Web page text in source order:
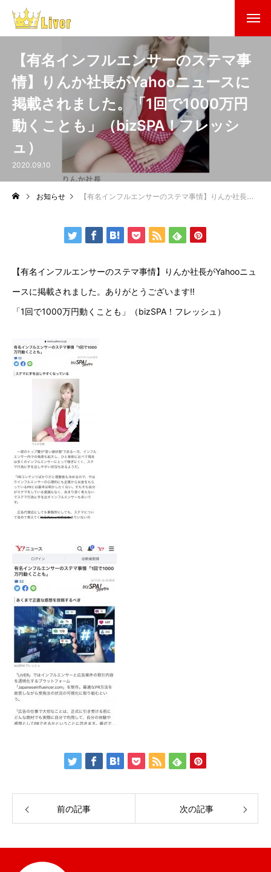
NEWS
COMPANY
CONTACT
【有名インフルエンサーのステマ事
情】りんか社長がYahooニュースに
掲載されました。「1回で1000万円
動くことも」（bizSPA！フレッシ
ュ）
2020.09.10
お知らせ 【有名インフルエンサーのステマ事情】りんか社長がYahooニュースに掲載されました。「1回で1000万円動くことも」（bizSPA！フレッシュ）
【有名インフルエンサーのステマ事情】りんか社長がYahooニュ
ースに掲載されました。ありがとうございます‼️
「1回で1000万円動くことも」（bizSPA！フレッシュ）
前の記事 次の記事